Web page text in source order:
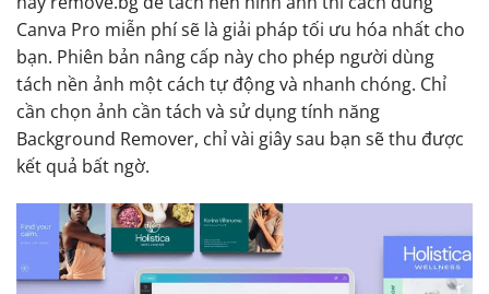
Canva Pro miễn phí sẽ là giải pháp tối ưu hóa nhất cho
bạn. Phiên bản nâng cấp này cho phép người dùng
tách nền ảnh một cách tự động và nhanh chóng. Chỉ
cần chọn ảnh cần tách và sử dụng tính năng
Background Remover, chỉ vài giây sau bạn sẽ thu được
kết quả bất ngờ.